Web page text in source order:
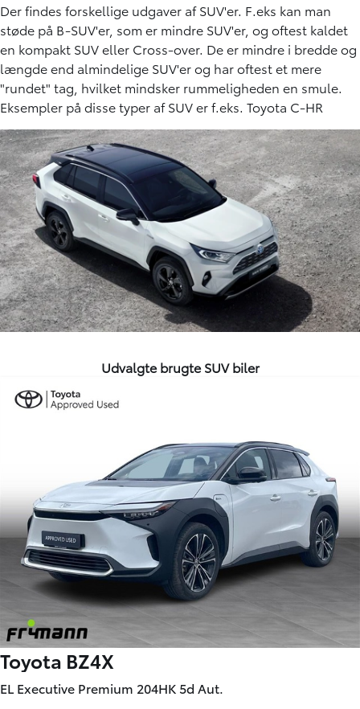
Der findes forskellige udgaver af SUV'er. F.eks kan man
støde på B-SUV'er, som er mindre SUV'er, og oftest kaldet
en kompakt SUV eller Cross-over. De er mindre i bredde og
længde end almindelige SUV'er og har oftest et mere
"rundet" tag, hvilket mindsker rummeligheden en smule.
Eksempler på disse typer af SUV er f.eks. Toyota C-HR
Udvalgte brugte SUV biler
Toyota BZ4X
EL Executive Premium 204HK 5d Aut.